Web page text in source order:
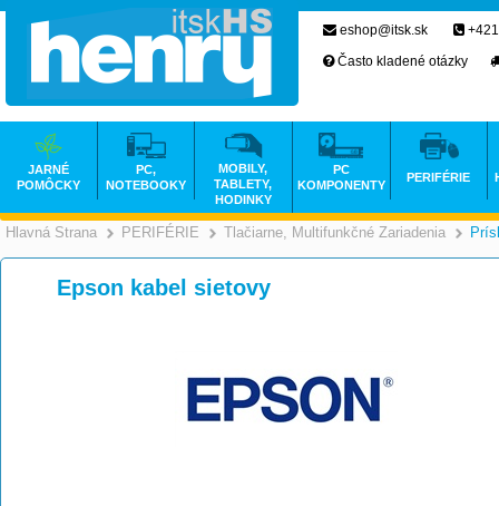
Hlavná Strana >
PERIFÉRIE >
Tlačiarne, Multifunkčné Zariadenia
Epson kabel sietovy
eshop@itsk.sk
Často kladené otázky
JARNÉ
POMÔCKY
PC,
NOTEBOOKY
MOBILY,
TABLETY,
HODINKY
PC
KOMPONENTY
PERIFÉRIE